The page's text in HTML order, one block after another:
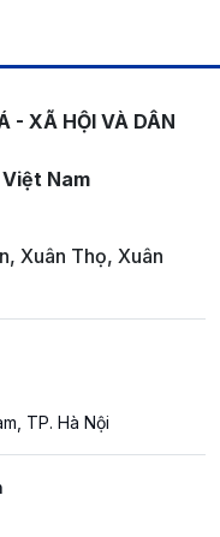
- XÃ HỘI VÀ DÂN
Nam
Xuân Thọ, Xuân
TP. Hà Nội